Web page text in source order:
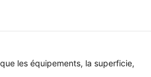
les équipements, la superficie,